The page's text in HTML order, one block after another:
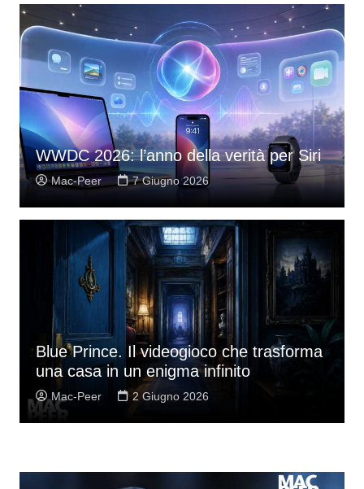
WWDC 2026: l’anno della verità per Siri
Mac-Peer 7 Giugno 2026
Blue Prince. Il videogioco che trasforma
una casa in un enigma infinito
Mac-Peer 2 Giugno 2026